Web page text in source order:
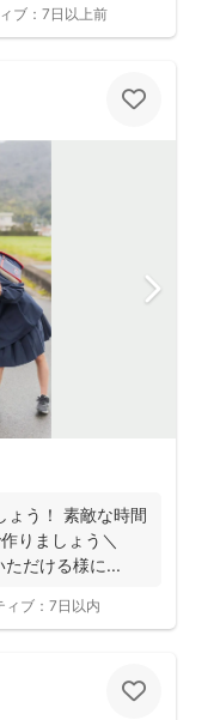
ブ： 7日以上前
ょう！ 素敵な時間
りましょう＼
だける様に...
ブ： 7日以内